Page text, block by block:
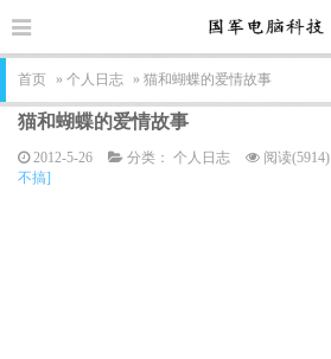
首页 » 个人日志 » 猫和蝴蝶的爱情故事
猫和蝴蝶的爱情故事
2012-5-26 分类： 个人日志 阅读(5914)
不搞]